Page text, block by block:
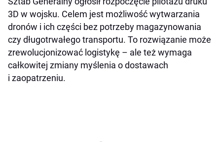
3D w wojsku. Celem jest możliwość wytwarzania
dronów i ich części bez potrzeby magazynowania
czy długotrwałego transportu. To rozwiązanie może
zrewolucjonizować logistykę – ale też wymaga
całkowitej zmiany myślenia o dostawach
i zaopatrzeniu.